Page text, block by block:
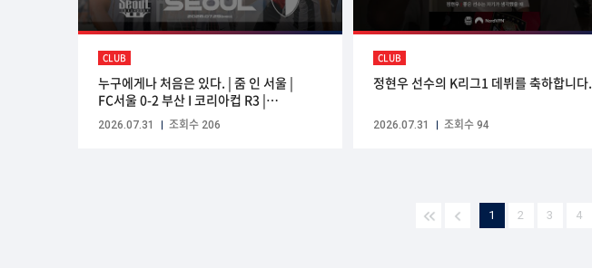
CLUB
누구에게나 처음은 있다. | 줌 인 서울 |
FC서울 0-2 부산 I 코리아컵 R3 |
2026.07.29(WED) | Sponsored by
Nord VPN
2026.07.31 조회수 206
CLUB
정현우 선수의 K리그1 데뷔를 축하합니다.
2026.07.31 조회수 94
1 2 3 4